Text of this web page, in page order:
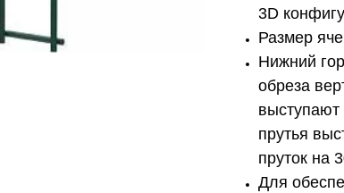
3D
Размер
Нижний
обреза
выступают
прутья
пруток на
Для